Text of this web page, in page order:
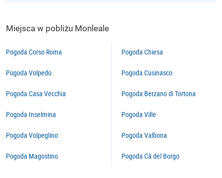
Miejsca w pobliżu Monleale
Pogoda Corso Roma
Pogoda Volpedo
Pogoda Casa Vecchia
Pogoda Inselmina
Pogoda Volpeglino
Pogoda Magostino
Pogoda Chiesa
Pogoda Cusinasco
Pogoda Berzano di Tortona
Pogoda Ville
Pogoda Valbona
Pogoda Cà del Borgo